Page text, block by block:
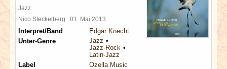
Jazz
Nico Steckelberg 01. Mai 2013
Interpret/Band
Edgar Knecht
Unter-Genre
Jazz
Jazz-Rock
Latin-Jazz
Label
Ozella Music